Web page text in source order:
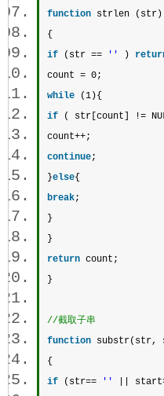
function strlen
{
if (str == '' )
count = 0;
while (1){
if ( str[ count ] !=
count++;
continue;
}else{
break;
}
}
return count ;
}
//截取子串
function substr(str,
{
if (str== '' ||